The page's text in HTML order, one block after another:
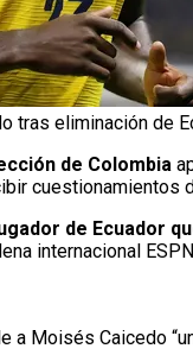
tras eliminación de
de Colombia
cuestionamientos
de Ecuador
internacional
Moisés Caicedo